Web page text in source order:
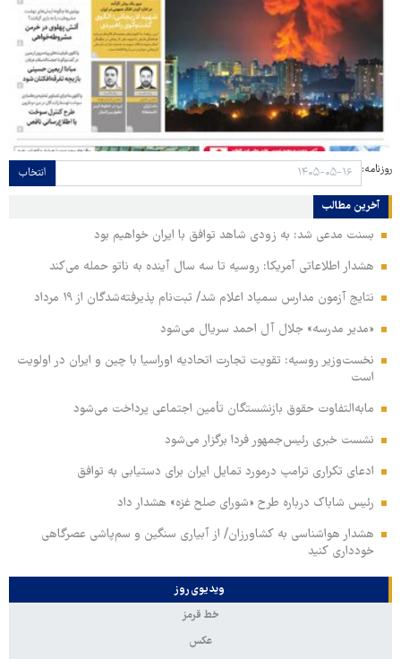
روزنامه: انتخاب
آخرین مطالب
بسنت مدعی شد: به زودی شاهد توافق با ایران خواهیم بود
هشدار اطلاعاتی آمریکا: روسیه تا سه سال آینده به ناتو حمله می‌کند
نتایج آزمون مدارس سمپاد اعلام شد/ ثبت‌نام پذیرفته‌شدگان از ۱۹ مرداد
«مدیر مدرسه» جلال آل احمد سریال می‌شود
نخست‌وزیر روسیه:‌ تقویت تجارت اتحادیه اوراسیا با چین و ایران در اولویت
است
مابه‌التفاوت حقوق بازنشستگان تأمین اجتماعی پرداخت می‌شود
نشست خبری رئیس‌جمهور فردا برگزار می‌شود
ادعای تکراری ترامپ درمورد تمایل ایران برای دستیابی به توافق
رئیس شاباک درباره طرح «شورای صلح غزه» هشدار داد
هشدار هواشناسی به کشاورزان/ از آبیاری سنگین و سم‌پاشی عصرگاهی
خودداری کنید
ویدیوی روز
خط قرمز
عکس